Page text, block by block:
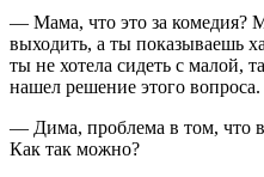
— Мама, что это за комедия?
выходить, а ты показываешь
ты не хотела сидеть с малой,
нашел решение этого вопроса.
— Дима, проблема в том, что
Как так можно?